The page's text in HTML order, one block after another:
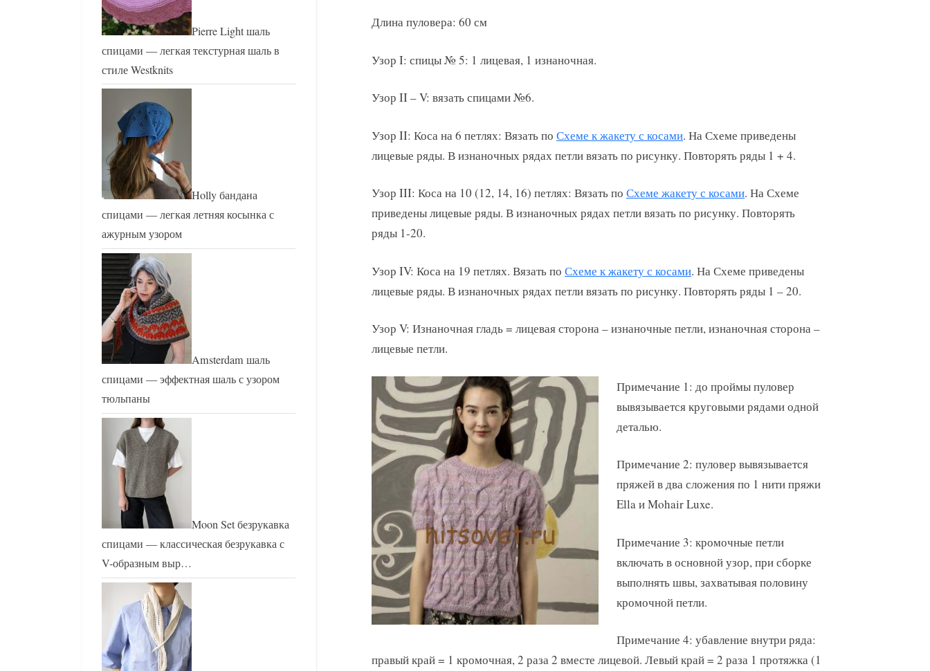
Длина пуловера: 60 см
Узор I: спицы № 5: 1 лицевая, 1 изнаночная.
Узор II – V: вязать спицами №6.
Узор II: Коса на 6 петлях: Вязать по Схеме к жакету с косами. На Схеме приведены
лицевые ряды. В изнаночных рядах петли вязать по рисунку. Повторять ряды 1 + 4.
Узор III: Коса на 10 (12, 14, 16) петлях: Вязать по Схеме жакету с косами. На Схеме
приведены лицевые ряды. В изнаночных рядах петли вязать по рисунку. Повторять
ряды 1-20.
Узор IV: Коса на 19 петлях. Вязать по Схеме к жакету с косами. На Схеме приведены
лицевые ряды. В изнаночных рядах петли вязать по рисунку. Повторять ряды 1 – 20.
Узор V: Изнаночная гладь = лицевая сторона – изнаночные петли, изнаночная сторона –
лицевые петли.
Примечание 1: до проймы пуловер
вывязывается круговыми рядами одной
деталью.
Примечание 2: пуловер вывязывается
пряжей в два сложения по 1 нити пряжи
Ella и Mohair Luxe.
Примечание 3: кромочные петли
включать в основной узор, при сборке
выполнять швы, захватывая половину
кромочной петли.
Примечание 4: убавление внутри ряда:
правый край = 1 кромочная, 2 раза 2 вместе лицевой. Левый край = 2 раза 1 протяжка (1
Pierre Light шаль
спицами — легкая текстурная шаль в
стиле Westknits
Holly бандана
спицами — легкая летняя косынка с
ажурным узором
Amsterdam шаль
спицами — эффектная шаль с узором
тюльпаны
Moon Set безрукавка
спицами — классическая безрукавка с
V-образным выр…